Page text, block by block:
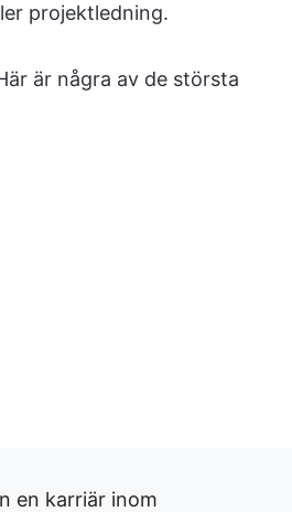
projektledning.
är några av de största
en karriär inom